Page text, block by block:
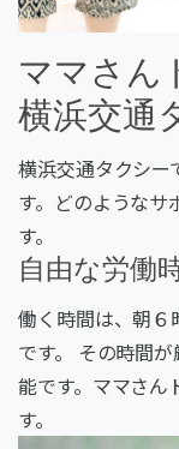
ママさん
横浜交通
横浜交通タクシー
す。どのようなサ
す。
自由な労働
働く時間は、朝６
です。 その時間
能です。ママさん
す。